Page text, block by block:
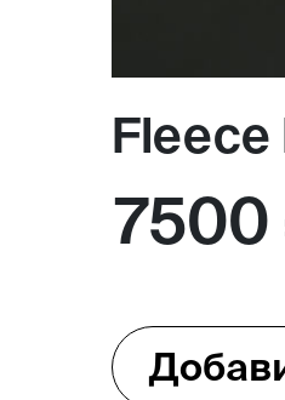
Галерея
Fleece
7500